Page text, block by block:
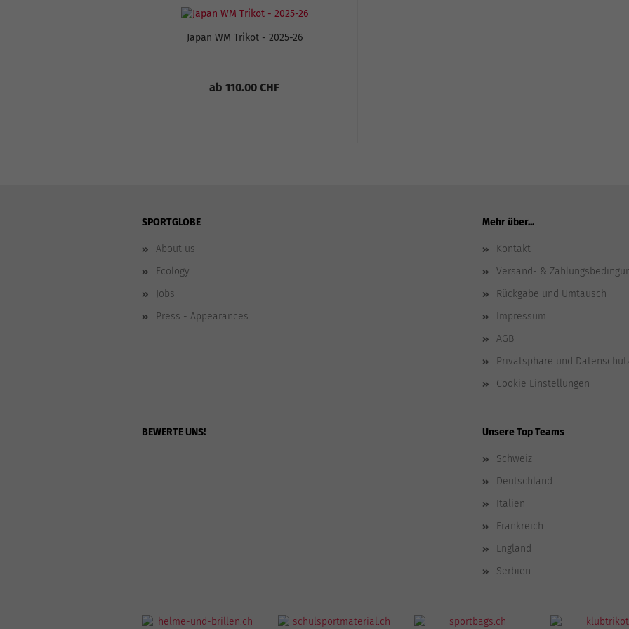
Japan WM Trikot - 2025-26
ab 110.00 CHF
SPORTGLOBE
About us
Ecology
Jobs
Press - Appearances
Mehr über...
Kontakt
Versand- &
Rückgabe und Umtausch
Impressum
AGB
Privatsphäre und
Cookie Einstellungen
BEWERTE UNS! Unsere Top Teams
Schweiz
Deutschland
Italien
Frankreich
England
Serbien